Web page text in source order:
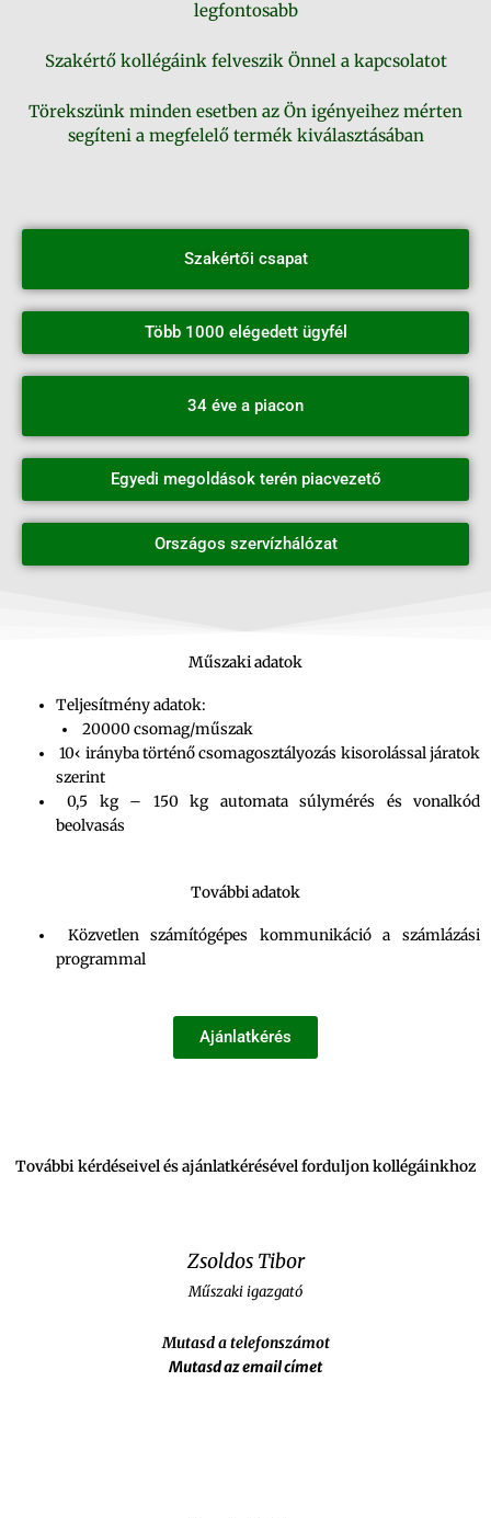
legfontosabb
Szakértő kollégáink felveszik Önnel a kapcsolatot
Törekszünk minden esetben az Ön igényeihez mérten
segíteni a megfelelő termék kiválasztásában
Szakértői csapat
Több 1000 elégedett ügyfél
34 éve a piacon
Egyedi megoldások terén piacvezető
Országos szervízhálózat
Műszaki adatok
Teljesítmény adatok:
20000 csomag/műszak
10‹ irányba történő csomagosztályozás kisorolással járatok
szerint
0,5 kg – 150 kg automata súlymérés és vonalkód
beolvasás
További adatok
Közvetlen számítógépes kommunikáció a számlázási
programmal
Ajánlatkérés
További kérdéseivel és ajánlatkérésével forduljon kollégáinkhoz
Zsoldos Tibor
Műszaki igazgató
Mutasd a telefonszámot
Mutasd az email címet